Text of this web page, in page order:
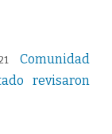
Comunidad
revisaron